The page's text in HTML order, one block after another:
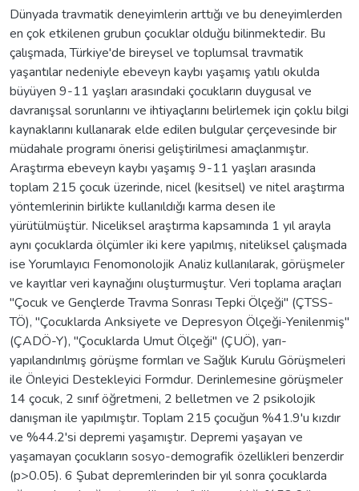
Dünyada travmatik deneyimlerin arttığı ve bu deneyimlerden
en çok etkilenen grubun çocuklar olduğu bilinmektedir. Bu
çalışmada, Türkiye'de bireysel ve toplumsal travmatik
yaşantılar nedeniyle ebeveyn kaybı yaşamış yatılı okulda
büyüyen 9-11 yaşları arasındaki çocukların duygusal ve
davranışsal sorunlarını ve ihtiyaçlarını belirlemek için çoklu bilgi
kaynaklarını kullanarak elde edilen bulgular çerçevesinde bir
müdahale programı önerisi geliştirilmesi amaçlanmıştır.
Araştırma ebeveyn kaybı yaşamış 9-11 yaşları arasında
toplam 215 çocuk üzerinde, nicel (kesitsel) ve nitel araştırma
yöntemlerinin birlikte kullanıldığı karma desen ile
yürütülmüştür. Niceliksel araştırma kapsamında 1 yıl arayla
aynı çocuklarda ölçümler iki kere yapılmış, niteliksel çalışmada
ise Yorumlayıcı Fenomonolojik Analiz kullanılarak, görüşmeler
ve kayıtlar veri kaynağını oluşturmuştur. Veri toplama araçları
"Çocuk ve Gençlerde Travma Sonrası Tepki Ölçeği" (ÇTSS-
TÖ), "Çocuklarda Anksiyete ve Depresyon Ölçeği-Yenilenmiş"
(ÇADÖ-Y), "Çocuklarda Umut Ölçeği" (ÇUÖ), yarı-
yapılandırılmış görüşme formları ve Sağlık Kurulu Görüşmeleri
ile Önleyici Destekleyici Formdur. Derinlemesine görüşmeler
14 çocuk, 2 sınıf öğretmeni, 2 belletmen ve 2 psikolojik
danışman ile yapılmıştır. Toplam 215 çocuğun %41.9'u kızdır
ve %44.2'si depremi yaşamıştır. Depremi yaşayan ve
yaşamayan çocukların sosyo-demografik özellikleri benzerdir
(p>0.05). 6 Şubat depremlerinden bir yıl sonra çocuklarda